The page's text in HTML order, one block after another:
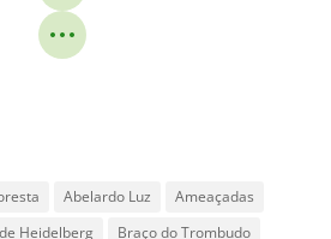
Abelardo Luz
Ameaçadas
Heidelberg
Braço do Trombudo